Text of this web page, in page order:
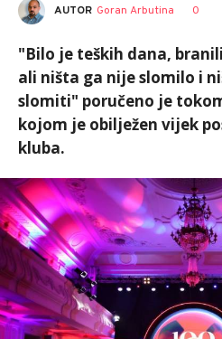
AUTOR Goran Arbutina 0
"Bilo je teških dana,
ali ništa ga nije slomilo i
slomiti" poručeno je
kojom je obilježen vijek
kluba.